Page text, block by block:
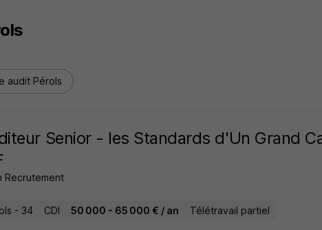
audit Pérols
Senior - les Standards d'Un Grand
Recrutement
- 34 CDI 50 000 - 65 000 € / an Télétravail partiel